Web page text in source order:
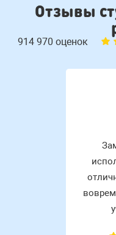
Отзывы
914 970 оценок